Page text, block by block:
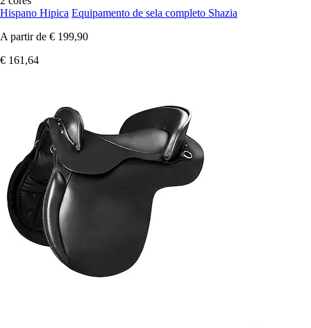
Hispano Hipica Equipamento de sela completo Shazia
A partir de € 199,90
€ 161,64